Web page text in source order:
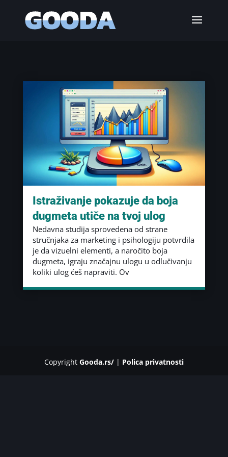
Istraživanje pokazuje da boja
dugmeta utiče na tvoj ulog
Nedavna studija sprovedena od strane
stručnjaka za marketing i psihologiju potvrdila
je da vizuelni elementi, a naročito boja
dugmeta, igraju značajnu ulogu u odlučivanju
koliki ulog ćeš napraviti. Ov
Copyright Gooda.rs/| Polica privatnosti